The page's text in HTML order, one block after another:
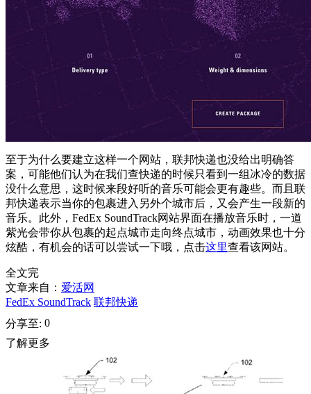
至于为什么要建立这样一个网站，联邦快递也没给出明确答
案，可能他们认为在我们查快递的时候只看到一组冰冷的数据
没什么意思，这时候来段好听的音乐可能会更有趣些。而且联
邦快递表示当你的包裹进入另外个城市后，又会产生一段新的
音乐。此外，FedEx SoundTrack网站界面在播放音乐时，一道
紫光会带你从包裹的起点城市走向终点城市，动画效果也十分
炫酷，有机会的话可以尝试一下哦，点击这里查看该网站。
全文完
文章来自： 爱活网
FedEx SoundTrack 联邦快递
分享至: 0
了解更多